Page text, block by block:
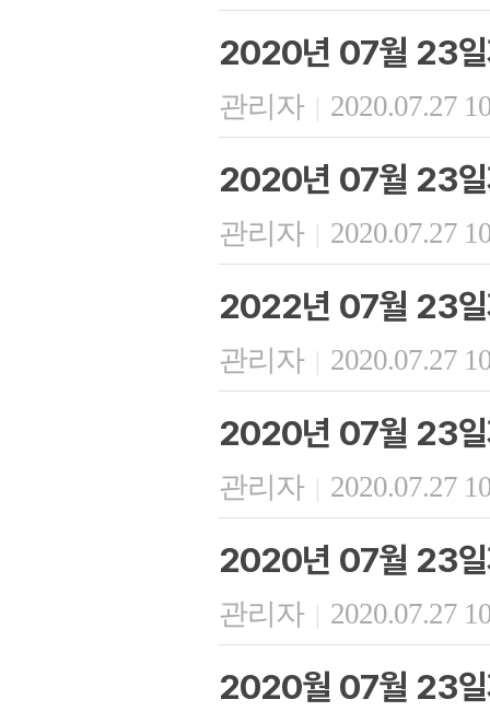
2020년 07월 23일
관리자 | 2020.07.27
2020년 07월 23일
관리자 | 2020.07.27
2022년 07월 23일
관리자 | 2020.07.27
2020년 07월 23일
관리자 | 2020.07.27
2020년 07월 23일
관리자 | 2020.07.27
2020월 07월 23일